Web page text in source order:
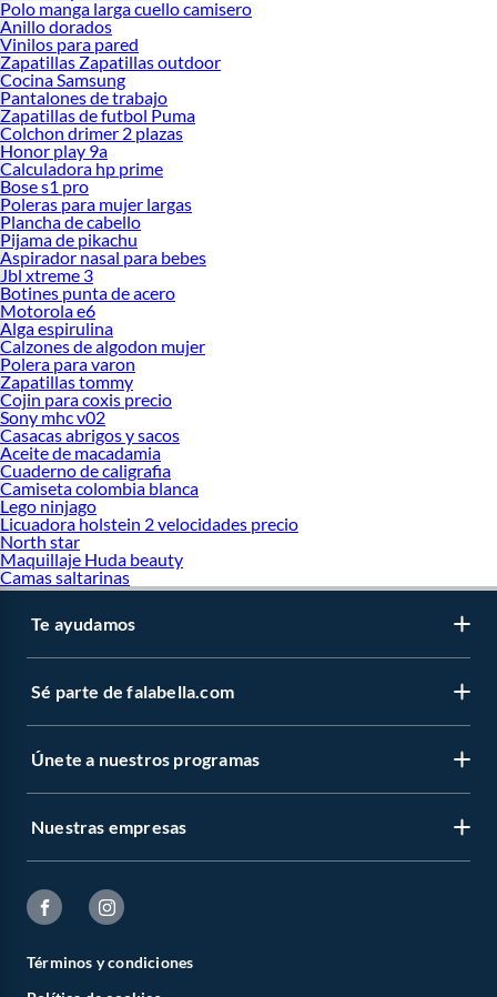
Polo manga larga cuello camisero
Anillo dorados
Vinilos para pared
Zapatillas Zapatillas outdoor
Cocina Samsung
Pantalones de trabajo
Zapatillas de futbol Puma
Colchon drimer 2 plazas
Honor play 9a
Calculadora hp prime
Bose s1 pro
Poleras para mujer largas
Plancha de cabello
Pijama de pikachu
Aspirador nasal para bebes
Jbl xtreme 3
Botines punta de acero
Motorola e6
Alga espirulina
Calzones de algodon mujer
Polera para varon
Zapatillas tommy
Cojin para coxis precio
Sony mhc v02
Casacas abrigos y sacos
Aceite de macadamia
Cuaderno de caligrafia
Camiseta colombia blanca
Lego ninjago
Licuadora holstein 2 velocidades precio
North star
Maquillaje Huda beauty
Camas saltarinas
Te ayudamos
Sé parte de falabella.com
Únete a nuestros programas
Nuestras empresas
Términos y condiciones